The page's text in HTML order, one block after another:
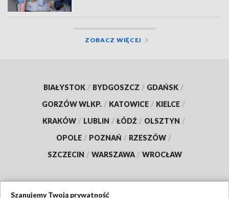
ZOBACZ WIĘCEJ
BIAŁYSTOK / BYDGOSZCZ / GDAŃSK /
GORZÓW WLKP. / KATOWICE / KIELCE /
KRAKÓW / LUBLIN / ŁÓDŹ / OLSZTYN /
OPOLE / POZNAŃ / RZESZÓW /
SZCZECIN / WARSZAWA / WROCŁAW
Szanujemy Twoją prywatność